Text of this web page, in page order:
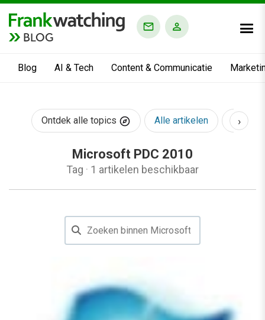
BLOG
Blog AI & Tech Content & Communicatie
Ontdek alle topics Alle artikelen AI &
›
Microsoft PDC 2010
Tag · 1 artikelen beschikbaar